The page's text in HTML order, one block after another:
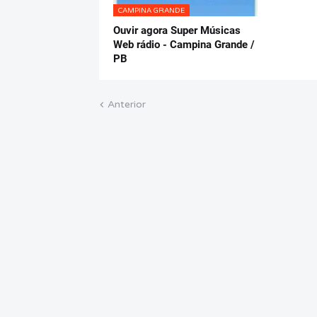
CAMPINA GRANDE
Ouvir agora Super Músicas
Web rádio - Campina Grande /
PB
Anterior